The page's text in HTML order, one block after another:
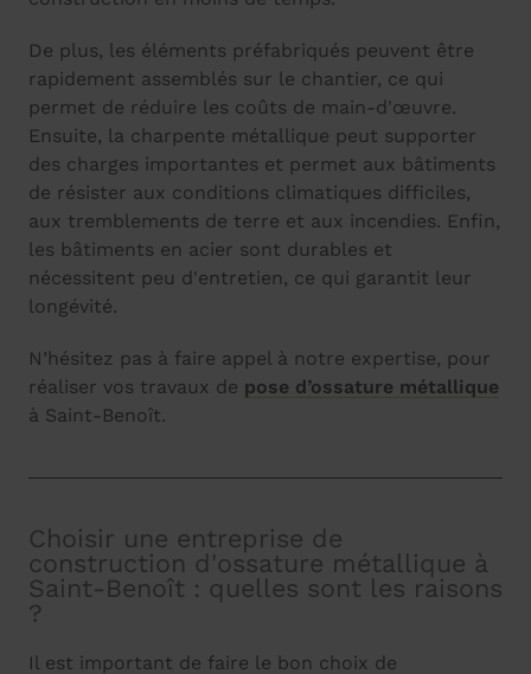
De plus, les éléments préfabriqués peuvent être
rapidement assemblés sur le chantier, ce qui
permet de réduire les coûts de main-d'œuvre.
Ensuite, la charpente métallique peut supporter
des charges importantes et permet aux bâtiments
de résister aux conditions climatiques difficiles,
aux tremblements de terre et aux incendies. Enfin,
les bâtiments en acier sont durables et
nécessitent peu d'entretien, ce qui garantit leur
longévité.
N’hésitez pas à faire appel à notre expertise, pour
réaliser vos travaux de pose d’ossature métallique
à Saint-Benoît.
Choisir une entreprise de
construction d'ossature métallique à
Saint-Benoît : quelles sont les raisons
?
Il est important de faire le bon choix de